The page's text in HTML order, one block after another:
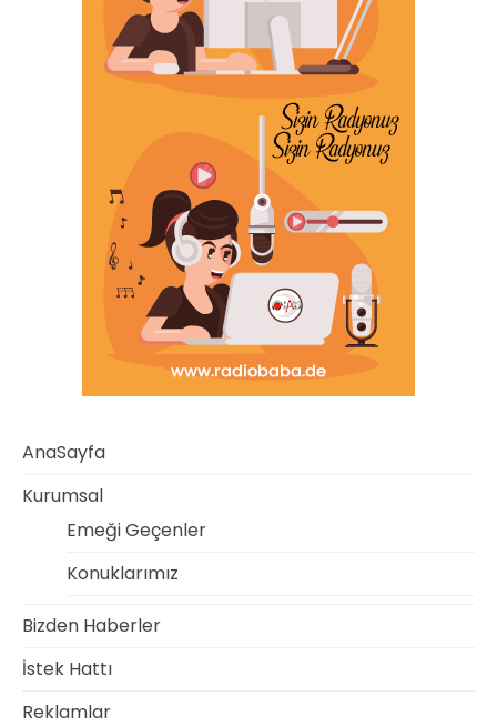
AnaSayfa
Kurumsal
Emeği Geçenler
Konuklarımız
Bizden Haberler
İstek Hattı
Reklamlar